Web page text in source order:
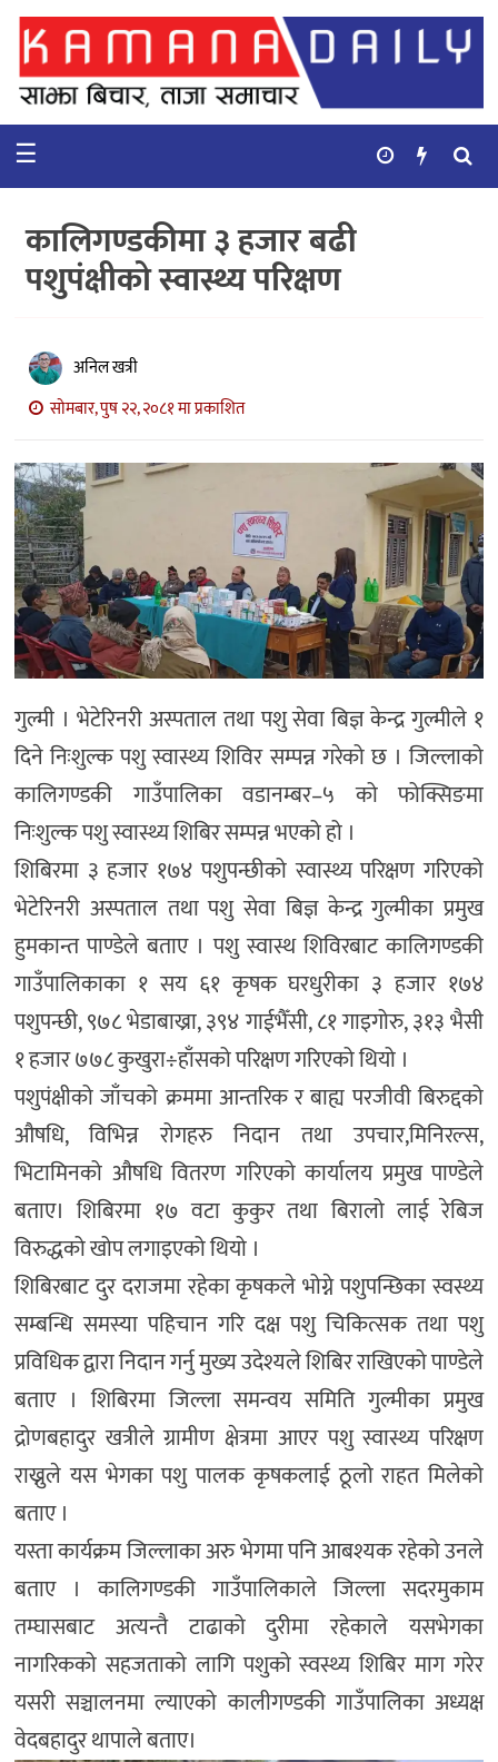
गृहपृष्ठ
समाचार
कुटनिती
कुराकानी
बाणिज्य
भिडियो
सिफारिस
☰
कालिगण्डकीमा ३ हजार बढी
पशुपंक्षीको स्वास्थ्य परिक्षण
अनिल खत्री
सोमबार, पुष २२, २०८१ मा प्रकाशित
गुल्मी । भेटेरिनरी अस्पताल तथा पशु सेवा बिज्ञ केन्द्र गुल्मीले १
दिने निःशुल्क पशु स्वास्थ्य शिविर सम्पन्न गरेको छ । जिल्लाको
कालिगण्डकी गाउँपालिका वडानम्बर–५ को फोक्सिङमा
निःशुल्क पशु स्वास्थ्य शिबिर सम्पन्न भएको हो ।
शिबिरमा ३ हजार १७४ पशुपन्छीको स्वास्थ्य परिक्षण गरिएको
भेटेरिनरी अस्पताल तथा पशु सेवा बिज्ञ केन्द्र गुल्मीका प्रमुख
हुमकान्त पाण्डेले बताए । पशु स्वास्थ शिविरबाट कालिगण्डकी
गाउँपालिकाका १ सय ६१ कृषक घरधुरीका ३ हजार १७४
पशुपन्छी, ९७८ भेडाबाख्रा, ३९४ गाईभैँसी, ८१ गाइगोरु, ३१३ भैसी
१ हजार ७७८ कुखुरा÷हाँसको परिक्षण गरिएको थियो ।
पशुपंक्षीको जाँचको क्रममा आन्तरिक र बाह्य परजीवी बिरुद्दको
औषधि, विभिन्न रोगहरु निदान तथा उपचार,मिनिरल्स,
भिटामिनको औषधि वितरण गरिएको कार्यालय प्रमुख पाण्डेले
बताए। शिबिरमा १७ वटा कुकुर तथा बिरालो लाई रेबिज
विरुद्धको खोप लगाइएको थियो ।
शिबिरबाट दुर दराजमा रहेका कृषकले भोग्ने पशुपन्छिका स्वस्थ्य
सम्बन्धि समस्या पहिचान गरि दक्ष पशु चिकित्सक तथा पशु
प्रविधिक द्वारा निदान गर्नु मुख्य उदेश्यले शिबिर राखिएको पाण्डेले
बताए । शिबिरमा जिल्ला समन्वय समिति गुल्मीका प्रमुख
द्रोणबहादुर खत्रीले ग्रामीण क्षेत्रमा आएर पशु स्वास्थ्य परिक्षण
राख्नुले यस भेगका पशु पालक कृषकलाई ठूलो राहत मिलेको
बताए ।
यस्ता कार्यक्रम जिल्लाका अरु भेगमा पनि आबश्यक रहेको उनले
बताए । कालिगण्डकी गाउँपालिकाले जिल्ला सदरमुकाम
तम्घासबाट अत्यन्तै टाढाको दुरीमा रहेकाले यसभेगका
नागरिकको सहजताको लागि पशुको स्वस्थ्य शिबिर माग गरेर
यसरी सञ्चालनमा ल्याएको कालीगण्डकी गाउँपालिका अध्यक्ष
वेदबहादुर थापाले बताए।